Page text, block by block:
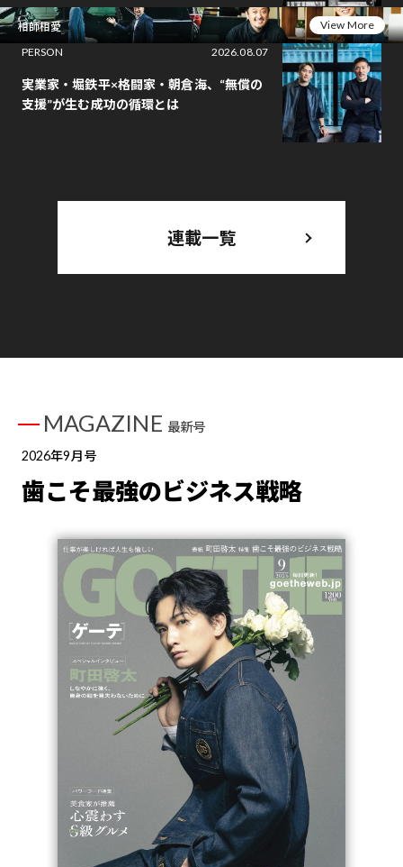
相師相愛
View More
PERSON
2026.08.07
実業家・堀鉄平×格闘家・朝倉海、“無償の
支援”が生む成功の循環とは
連載一覧
MAGAZINE 最新号
2026年9月号
歯こそ最強のビジネス戦略